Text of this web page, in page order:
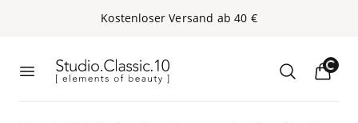
Kos­ten­lo­ser Ver­sand ab40 €
Studio.Classic.10
Loading...